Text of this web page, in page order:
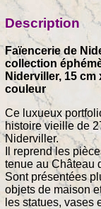
Description
Faïencerie de
collection
Niderviller, 15
couleur
Ce luxueux
histoire vieille de
Niderviller.
Il reprend les
tenue au Château
Sont présentées
objets de maison
les statues, vases